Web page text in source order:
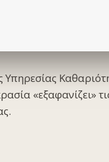
Υπηρεσίας
«εξαφανίζει»